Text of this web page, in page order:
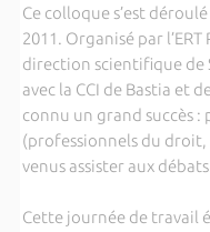
Ce colloque s’est
2011. Organisé par
direction scientifique de
avec la CCI de Bastia et
connu un grand succès
(professionnels du
venus assister aux débats.
Cette journée de travail